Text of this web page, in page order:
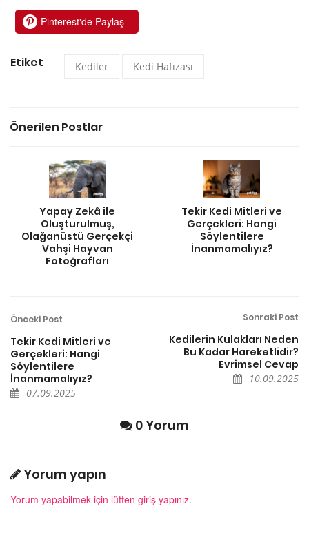
Pinterest'de Paylaş
Etiket Kediler Kedi Hafızası
Önerilen Postlar
Yapay Zekâ ile
Oluşturulmuş,
Olağanüstü Gerçekçi
Vahşi Hayvan
Fotoğrafları
Tekir Kedi Mitleri ve
Gerçekleri: Hangi
Söylentilere
İnanmamalıyız?
Önceki Post
Tekir Kedi Mitleri ve
Gerçekleri: Hangi
Söylentilere
İnanmamalıyız?
07.09.2025
Sonraki Post
Kedilerin Kulakları Neden
Bu Kadar Hareketlidir?
Evrimsel Cevap
10.09.2025
0 Yorum
Yorum yapın
Yorum yapabilmek için lütfen giriş yapınız.